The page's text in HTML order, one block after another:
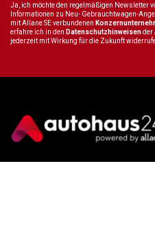
Ja, ich möchte den regelmäßigen Newsletter
Informationen zu Neu- Gebrauchtwagen-
mit Allane SE verbundenen
erfahre ich in den Datenschutzhinweisender
jederzeit mit Wirkung für die Zukunft